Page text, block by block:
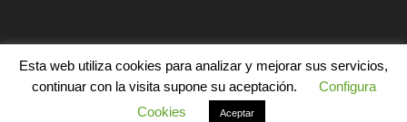
Inicio Institución Académicos
Sesiones y Actos
Publicaciones
Comunicaciones Enlaces Contacto
Esta web utiliza cookies para analizar y mejorar sus servicios,
continuar con la visita supone su aceptación.
Configura
Cookies
Aceptar